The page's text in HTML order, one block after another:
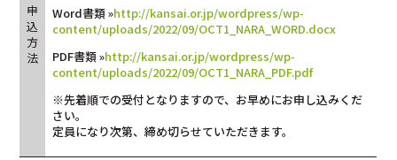
申
込
方
法
Word書類 »http://kansai.or.jp/wordpress/wp-
content/uploads/2022/09/OCT1_NARA_WORD.docx
PDF書類 »http://kansai.or.jp/wordpress/wp-
content/uploads/2022/09/OCT1_NARA_PDF.pdf
※先着順での受付となりますので、お早めにお申し込みくだ
さい。
定員になり次第、締め切らせていただきます。